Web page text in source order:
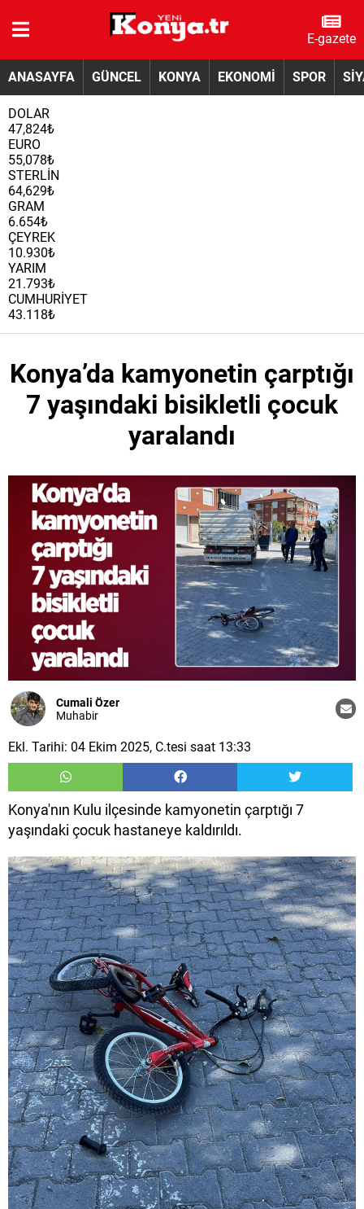
E-gazete
ANASAYFA GÜNCEL KONYA EKONOMİ SPOR
DOLAR
47,824₺
EURO
55,078₺
STERLİN
64,629₺
GRAM
6.654₺
ÇEYREK
10.930₺
YARIM
21.793₺
CUMHURİYET
43.118₺
Konya’da kamyonetin çarptığı
7 yaşındaki bisikletli çocuk
yaralandı
Cumali Özer
Muhabir
Ekl. Tarihi: 04 Ekim 2025, C.tesi saat 13:33
Konya'nın Kulu ilçesinde kamyonetin çarptığı 7
yaşındaki çocuk hastaneye kaldırıldı.